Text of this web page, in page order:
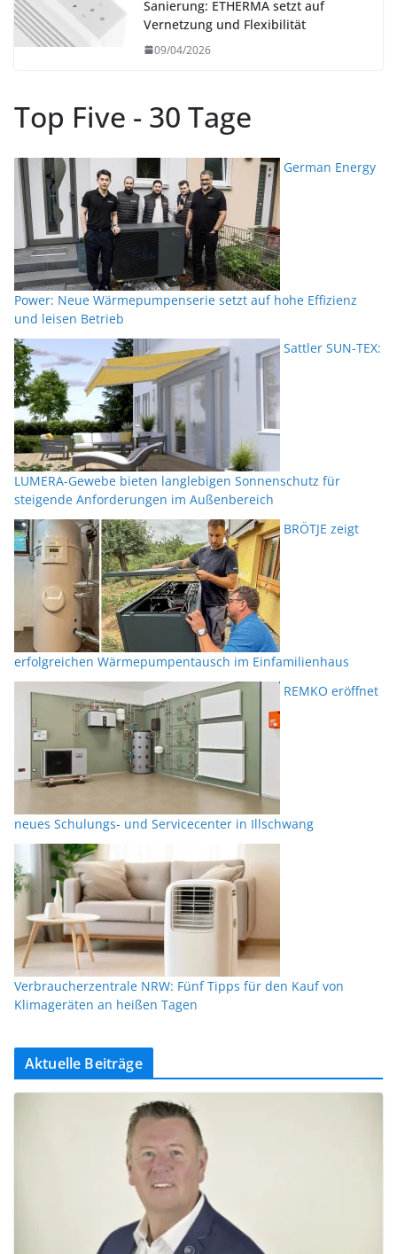
Sanierung: ETHERMA setzt auf
Vernetzung und Flexibilität
09/04/2026
Top Five - 30 Tage
German Energy
Power: Neue Wärmepumpenserie setzt auf hohe Effizienz
und leisen Betrieb
Sattler SUN-TEX:
LUMERA-Gewebe bieten langlebigen Sonnenschutz für
steigende Anforderungen im Außenbereich
BRÖTJE zeigt
erfolgreichen Wärmepumpentausch im Einfamilienhaus
REMKO eröffnet
neues Schulungs- und Servicecenter in Illschwang
Verbraucherzentrale NRW: Fünf Tipps für den Kauf von
Klimageräten an heißen Tagen
Aktuelle Beiträge